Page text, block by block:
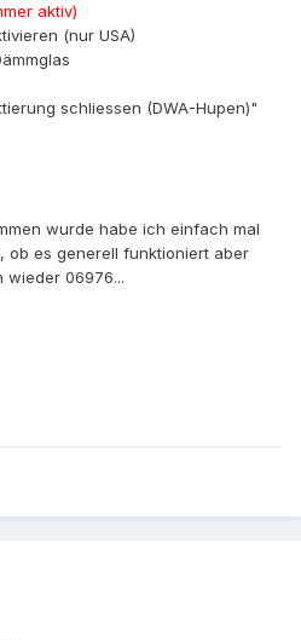
aktiv)
(nur USA)
schliessen (DWA-Hupen)"
wurde habe ich einfach mal
ob es generell funktioniert aber
wieder 06976...